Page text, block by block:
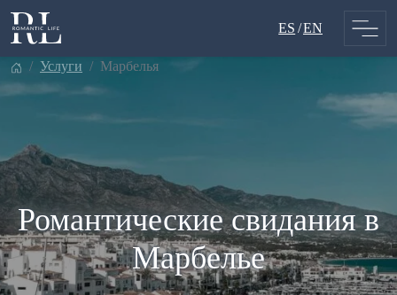
Skip
ES EN
услуги марбелья
Романтические свидания в
Марбелье